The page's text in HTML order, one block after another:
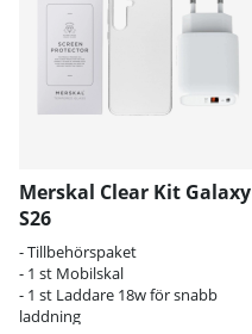
Merskal Clear Kit Galaxy
S26
- Tillbehörspaket
- 1 st Mobilskal
- 1 st Laddare 18w för snabb
laddning